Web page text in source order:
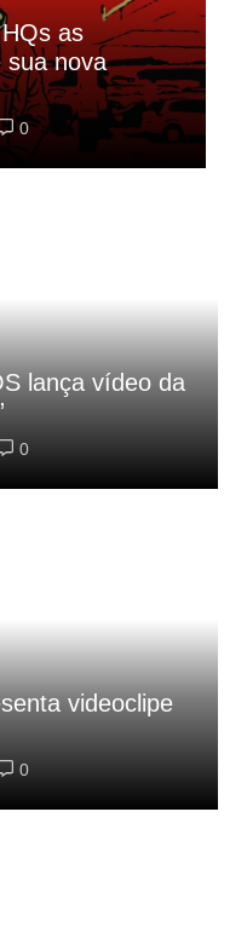
as
sua nova
0
lança vídeo da
0
videoclipe
0